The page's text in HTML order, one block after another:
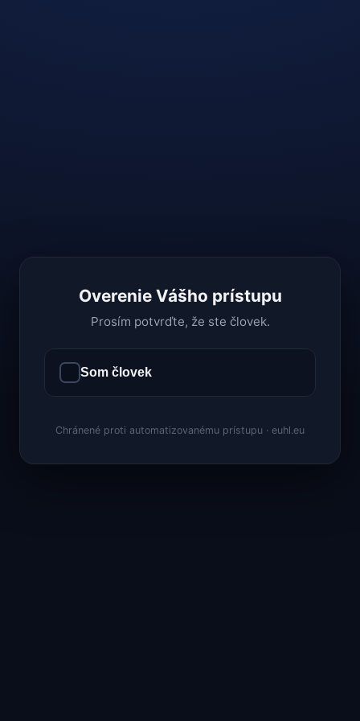
Overenie Vášho prístupu
Prosím potvrďte, že ste človek.
Som človek
Chránené proti automatizovanému prístupu · euhl.eu